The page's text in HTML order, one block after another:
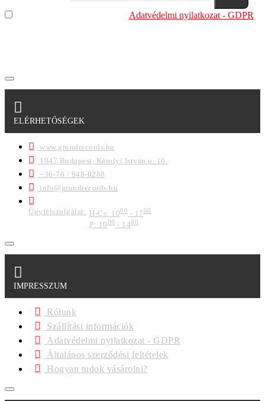
Adatvédelmi nyilatkozat - GDPR
ELÉRHETŐSÉGEK
www.grundrecords.hu
1047 Budapest, Károlyi István u. 10.
+36-70 / 948-0288
info@grundrecords.hu
Ügyfélszolgálat: H-Cs: 1000 - 1700
P: 1000- 1400
IMPRESSZUM
Rólunk
Szállítási információk
Adatvédelmi nyilatkozat - GDPR
Általános szerződési feltételek
Hogyan tudok vásárolni?